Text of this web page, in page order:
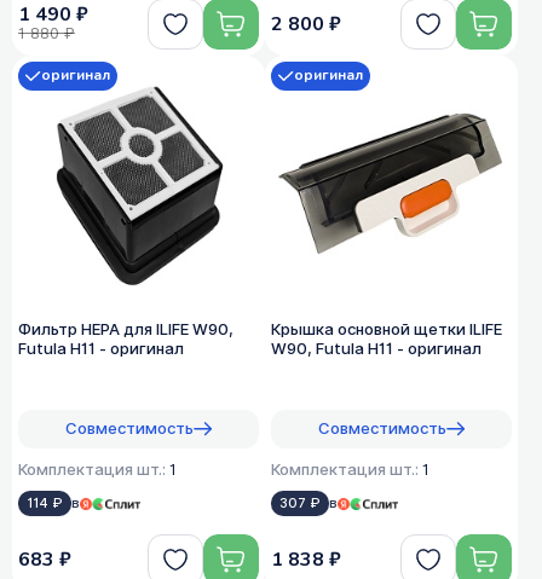
1 490 ₽
1 880 ₽ 2 800 ₽
Фильтр HEPA для ILIFE W90,
Futula H11 - оригинал
Совместимость
Комплектация шт.: 1
114 ₽ в
оригинал
683 ₽
Крышка основной щетки ILIFE
W90, Futula H11 - оригинал
Совместимость
Комплектация шт.: 1
307 ₽ в
оригинал
1 838 ₽